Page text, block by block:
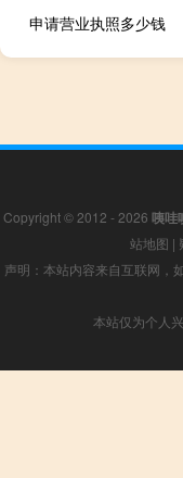
申请营业执照多少钱
Copyright © 2012 - 2026 咦哇
站地图 |
声明：本站内容来自互联网，
本站仅为个人